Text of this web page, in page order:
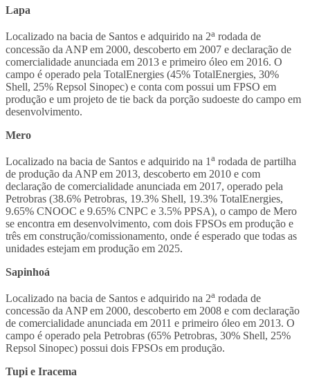
Lapa
Localizado na bacia de Santos e adquirido na 2a rodada de
concessão da ANP em 2000, descoberto em 2007 e declaração de
comercialidade anunciada em 2013 e primeiro óleo em 2016. O
campo é operado pela TotalEnergies (45% TotalEnergies, 30%
Shell, 25% Repsol Sinopec) e conta com possui um FPSO em
produção e um projeto de tie back da porção sudoeste do campo em
desenvolvimento.
Mero
Localizado na bacia de Santos e adquirido na 1 a rodada de partilha
de produção da ANP em 2013, descoberto em 2010 e com
declaração de comercialidade anunciada em 2017, operado pela
Petrobras (38.6% Petrobras, 19.3% Shell, 19.3% TotalEnergies,
9.65% CNOOC e 9.65% CNPC e 3.5% PPSA), o campo de Mero
se encontra em desenvolvimento, com dois FPSOs em produção e
três em construção/comissionamento, onde é esperado que todas as
unidades estejam em produção em 2025.
Sapinhoá
Localizado na bacia de Santos e adquirido na 2a rodada de
concessão da ANP em 2000, descoberto em 2008 e com declaração
de comercialidade anunciada em 2011 e primeiro óleo em 2013. O
campo é operado pela Petrobras (65% Petrobras, 30% Shell, 25%
Repsol Sinopec) possui dois FPSOs em produção.
Tupi e Iracema